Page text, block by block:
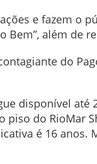
e fazem o
Bem”, além
do
disponível até
piso do RioMar
é 16 anos.